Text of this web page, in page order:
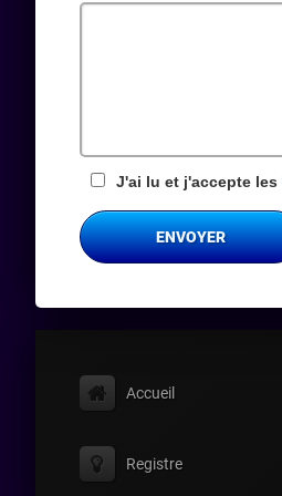
requis
J'ai lu et j'accepte les
ENVOYER
Accueil
Registre